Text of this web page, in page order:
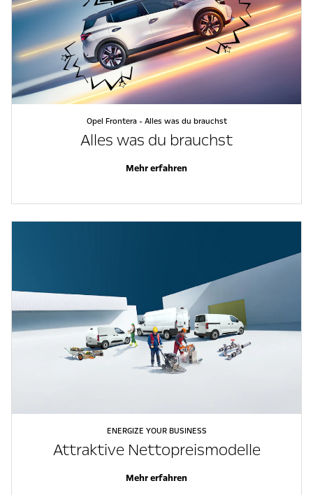
Opel Frontera - Alles was du brauchst
Alles was du brauchst
Mehr erfahren
ENERGIZE YOUR BUSINESS
Attraktive Nettopreismodelle
Mehr erfahren